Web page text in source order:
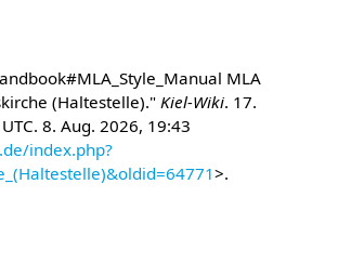
MLA
(Haltestelle)." Kiel-Wiki. 17.
8. Aug. 2026, 19:43
index.php?
>.